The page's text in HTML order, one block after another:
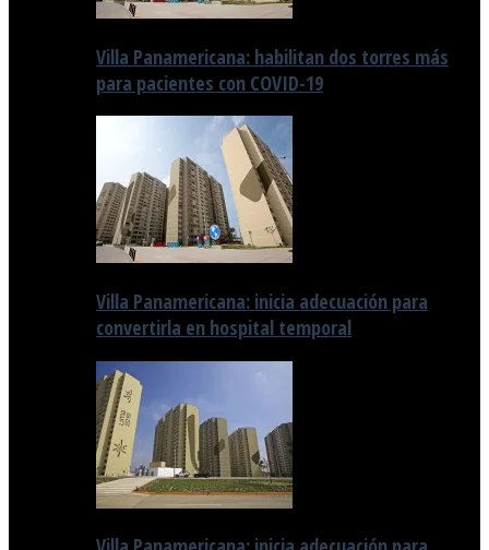
Villa Panamericana: habilitan dos torres más
para pacientes con COVID-19
Villa Panamericana: inicia adecuación para
convertirla en hospital temporal